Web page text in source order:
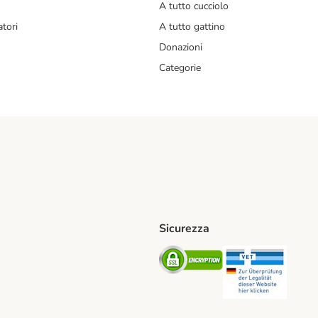
A tutto cucciolo
A tutto gattino
Donazioni
Categorie
Method
Shipping Method
Sicurezza
Security